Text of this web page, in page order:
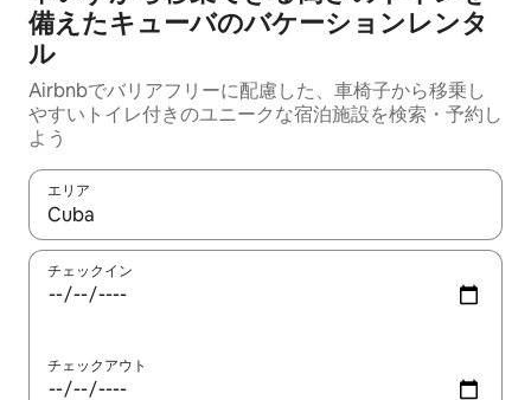
備えたキューバのバケーションレンタ
ル
Airbnbでバリアフリーに配慮した、車椅子から移乗し
やすいトイレ付きのユニークな宿泊施設を検索・予約し
よう
エリア
検索結果が表示されたら、上下の矢印キーを使って移動するか
チェックイン
チェックアウト